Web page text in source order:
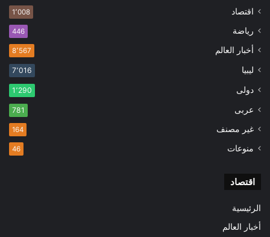
اقتصاد 1٬008
رياضة 446
أخبار العالم 8٬567
ليبيا 7٬016
دولى 1٬290
عربى 781
غير مصنف 164
منوعات 46
اقتصاد
الرئيسية
أخبار العالم